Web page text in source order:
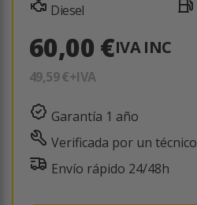
Diesel
60,00 €IVA INC
49,59 €+IVA
Garantía 1 año
Verificada por un técnico
Envío rápido 24/48h